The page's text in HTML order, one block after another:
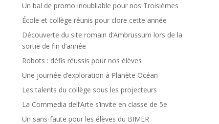
Un bal de promo inoubliable pour nos Troisièmes
École et collège réunis pour clore cette année
Découverte du site romain d’Ambrussum lors de la
sortie de fin d’année
Robots : défis réussis pour nos élèves
Une journée d’exploration à Planète Océan
Les talents du collège sous les projecteurs
La Commedia dell’Arte s’invite en classe de 5e
Un sans‑faute pour les élèves du BIMER